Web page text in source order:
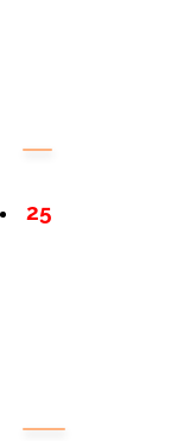
25